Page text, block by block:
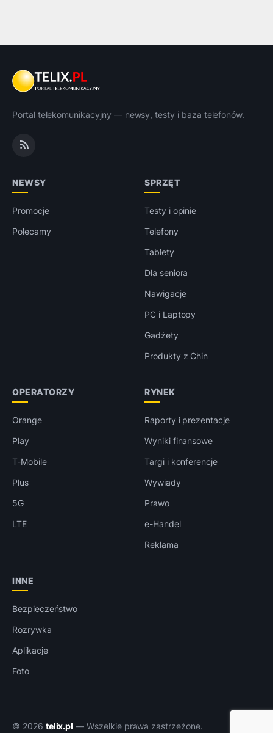
Portal telekomunikacyjny — newsy, testy i baza telefonów.
NEWSY
Promocje
Polecamy
SPRZĘT
Testy i opinie
Telefony
Tablety
Dla seniora
Nawigacje
PC i Laptopy
Gadżety
Produkty z Chin
OPERATORZY
Orange
Play
T-Mobile
Plus
5G
LTE
RYNEK
Raporty i prezentacje
Wyniki finansowe
Targi i konferencje
Wywiady
Prawo
e-Handel
Reklama
INNE
Bezpieczeństwo
Rozrywka
Aplikacje
Foto
© 2026 telix.pl — Wszelkie prawa zastrzeżone.